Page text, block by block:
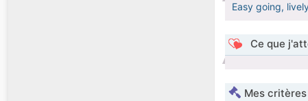
Easy going,
Ce que
Mes